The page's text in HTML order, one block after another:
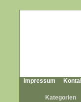
Impressum
Kategorien